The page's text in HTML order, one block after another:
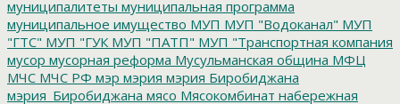
муниципалитеты муниципальная программа
муниципальное имущество МУП МУП "Водоканал" МУП
"ГТС" МУП "ГУК МУП "ПАТП" МУП "Транспортная компания
мусор мусорная реформа Мусульманская община МФЦ
МЧС МЧС РФ мэр мэрия мэрия Биробиджана
мэрия_Биробиджана мясо Мясокомбинат набережная